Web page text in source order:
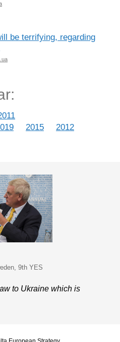
be terrifying, regarding
2015 2012
9th YES
to Ukraine which is